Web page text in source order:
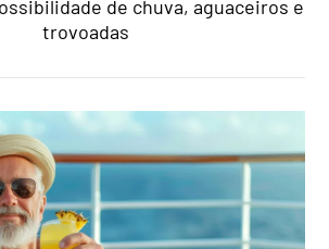
de chuva, aguaceiros e
trovoadas